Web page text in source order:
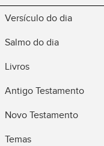
Versículo do dia
Salmo do dia
Livros
Antigo Testamento
Novo Testamento
Temas